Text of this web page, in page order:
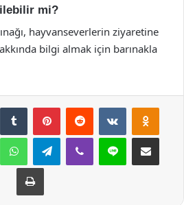
mi?
hayvanseverlerin ziyaretine
bilgi almak için barınakla
Tumblr PinterestReddit VKontakte
WhatsAppTelegramViber Line E-Posta ile
Yazdır